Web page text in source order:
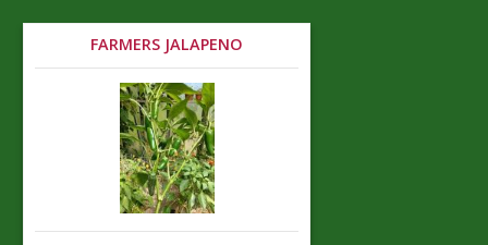
FARMERS JALAPENO